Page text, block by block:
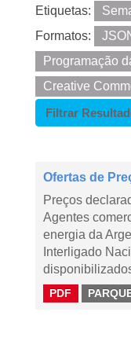
Etiquetas:
Formatos:
Programação
Creative
Filtrar
Ofertas de
Preços
Agentes
energia da
Interligado
PDF